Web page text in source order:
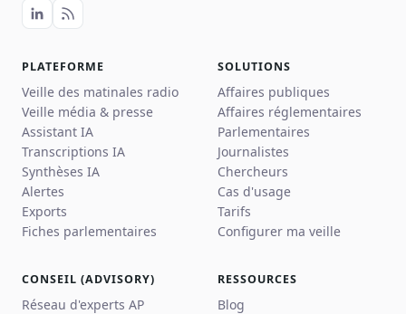
PLATEFORME
Veille des matinales radio
Veille média & presse
Assistant IA
Transcriptions IA
Synthèses IA
Alertes
Exports
Fiches parlementaires
SOLUTIONS
Affaires publiques
Affaires réglementaires
Parlementaires
Journalistes
Chercheurs
Cas d'usage
Tarifs
Configurer ma veille
CONSEIL (ADVISORY)
Réseau d'experts AP
RESSOURCES
Blog